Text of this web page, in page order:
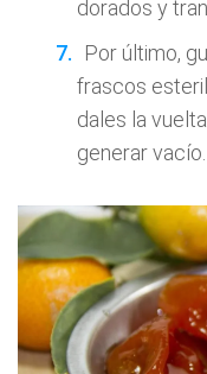
dorados y
Por último,
frascos
dales la
generar vacío.